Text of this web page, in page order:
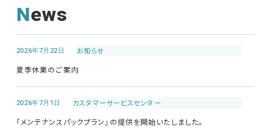
News
2026年7月22日 お知らせ
夏季休業のご案内
2026年7月1日 カスタマーサービスセンター
「メンテナンスパックプラン」の提供を開始いたしました。